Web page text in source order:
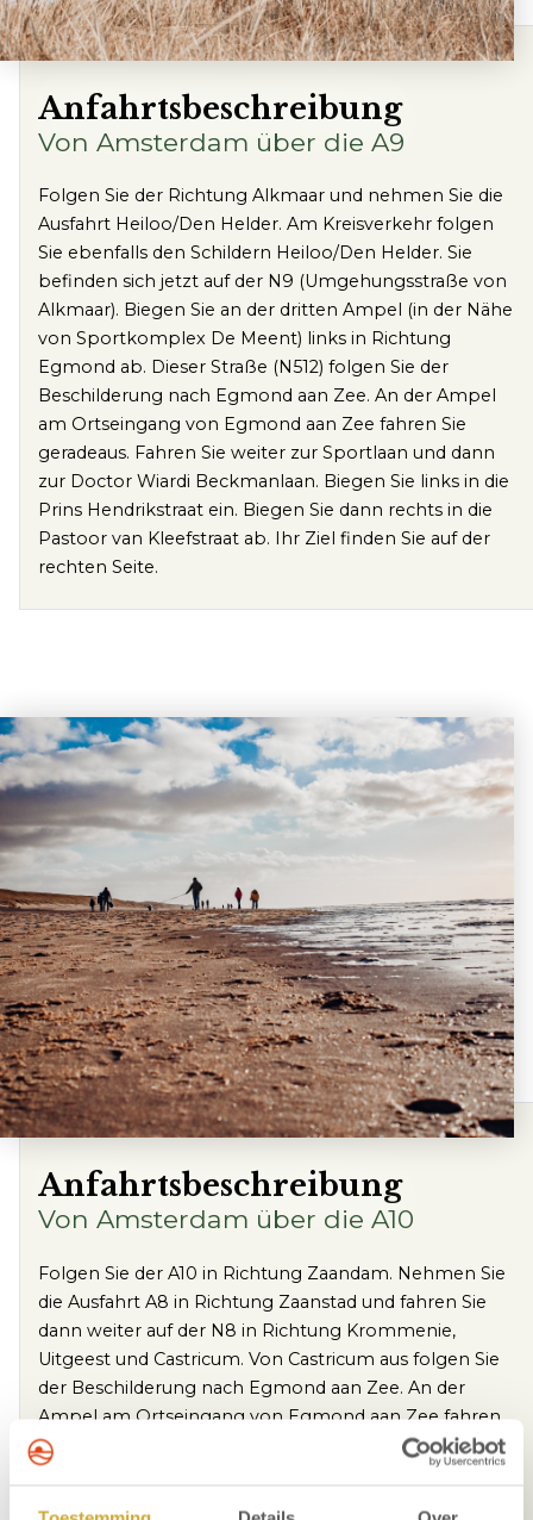
Anfahrtsbeschreibung
Von Amsterdam über die A9
Folgen Sie der Richtung Alkmaar und nehmen Sie die
Ausfahrt Heiloo/Den Helder. Am Kreisverkehr folgen
Sie ebenfalls den Schildern Heiloo/Den Helder. Sie
befinden sich jetzt auf der N9 (Umgehungsstraße von
Alkmaar). Biegen Sie an der dritten Ampel (in der Nähe
von Sportkomplex De Meent) links in Richtung
Egmond ab. Dieser Straße (N512) folgen Sie der
Beschilderung nach Egmond aan Zee. An der Ampel
am Ortseingang von Egmond aan Zee fahren Sie
geradeaus. Fahren Sie weiter zur Sportlaan und dann
zur Doctor Wiardi Beckmanlaan. Biegen Sie links in die
Prins Hendrikstraat ein. Biegen Sie dann rechts in die
Pastoor van Kleefstraat ab. Ihr Ziel finden Sie auf der
rechten Seite.
Anfahrtsbeschreibung
Von Amsterdam über die A10
Folgen Sie der A10 in Richtung Zaandam. Nehmen Sie
die Ausfahrt A8 in Richtung Zaanstad und fahren Sie
dann weiter auf der N8 in Richtung Krommenie,
Uitgeest und Castricum. Von Castricum aus folgen Sie
der Beschilderung nach Egmond aan Zee. An der
Ampel am Ortseingang von Egmond aan Zee fahren
Sie geradeaus. Fahren Sie weiter zur Sportlaan und
dann zur Doctor Wiardi Beckmanlaan. Biegen Sie links